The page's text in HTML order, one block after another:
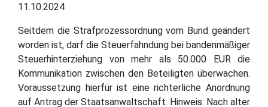
11.10.2024
Seitdem die Strafprozessordnung vom Bund geändert
worden ist, darf die Steuerfahndung bei bandenmäßiger
Steuerhinterziehung von mehr als 50.000 EUR die
Kommunikation zwischen den Beteiligten überwachen.
Voraussetzung hierfür ist eine richterliche Anordnung
auf Antrag der Staatsanwaltschaft. Hinweis: Nach alter